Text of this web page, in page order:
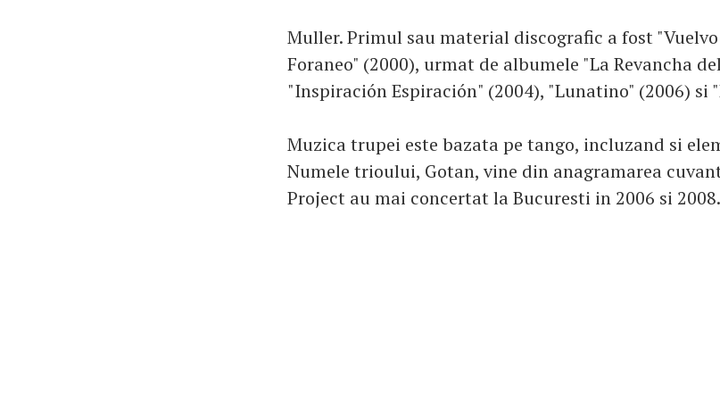
Muller. Primul sau material discografic a fost
Foraneo" (2000), urmat de albumele "La Revancha
"Inspiración Espiración" (2004), "Lunatino" (2006) si
Muzica trupei este bazata pe tango, incluzand si
Numele trioului, Gotan, vine din anagramarea
Project au mai concertat la Bucuresti in 2006 si 2008.